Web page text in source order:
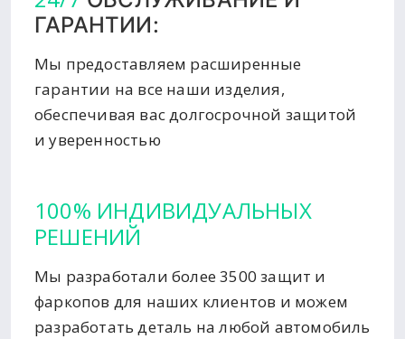
ГАРАНТИИ:
Мы предоставляем расширенные
гарантии на все наши изделия,
обеспечивая вас долгосрочной защитой
и уверенностью
100% ИНДИВИДУАЛЬНЫХ
РЕШЕНИЙ
Мы разработали более 3500 защит и
фаркопов для наших клиентов и можем
разработать деталь на любой автомобиль